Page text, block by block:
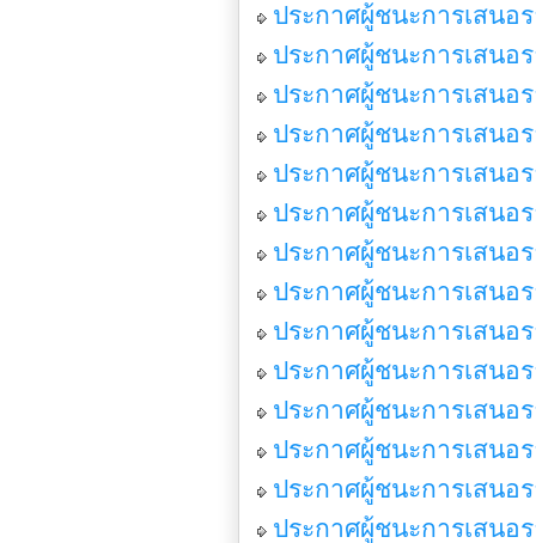
ประกาศผู้ชนะการเสนอ
ประกาศผู้ชนะการเสนอ
ประกาศผู้ชนะการเสนอ
ประกาศผู้ชนะการเสนอ
ประกาศผู้ชนะการเสนอ
ประกาศผู้ชนะการเสนอ
ประกาศผู้ชนะการเสนอ
ประกาศผู้ชนะการเสนอ
ประกาศผู้ชนะการเสนอ
ประกาศผู้ชนะการเสนอ
ประกาศผู้ชนะการเสนอ
ประกาศผู้ชนะการเสนอ
ประกาศผู้ชนะการเสนอ
ประกาศผู้ชนะการเสนอ